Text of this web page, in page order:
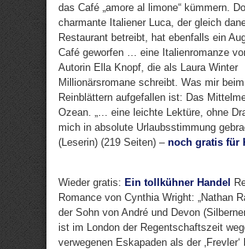
das Café „amore al limone“ kümmern.
charmante Italiener Luca, der gleich
Restaurant betreibt, hat ebenfalls ein
Café geworfen … eine Italienromanze
Autorin Ella Knopf, die als Laura Winter
Millionärsromane schreibt. Was mir beim
Reinblättern aufgefallen ist: Das
Ozean. „… eine leichte Lektüre, ohne
mich in absolute Urlaubsstimmung
(Leserin) (219 Seiten) – noch gratis für
Wieder gratis: Ein tollkühner Handel
Romance von Cynthia Wright: „Nathan
der Sohn von André und Devon
ist im London der Regentschaftszeit
verwegenen Eskapaden als der ‚Frevler‘